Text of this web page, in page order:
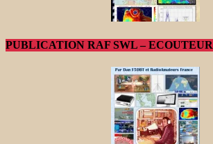
PUBLICATION RAF SWL – ECOUTEUR